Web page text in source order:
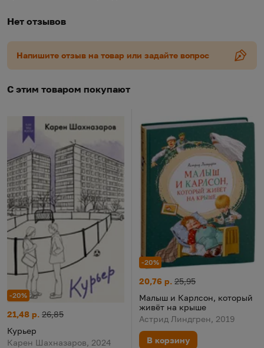
Нет отзывов
Напишите отзыв на товар или задайте вопрос
С этим товаром покупают
-20%
Курьер
Цена:
21,48 р.
Старая цена:
26,85
Курьер
Карен Шахназаров, 2024
-20%
Малыш и Карлсон, который
Цена:
20,76 р.
Старая цена:
25,95
Малыш и Карлсон, который
живёт на крыше
Астрид Линдгрен, 2019
В корзину